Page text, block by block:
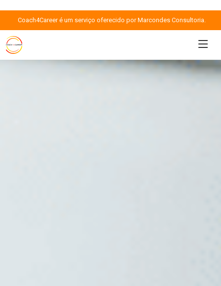
Coach4Career é um serviço oferecido por Marcondes Consultoria.